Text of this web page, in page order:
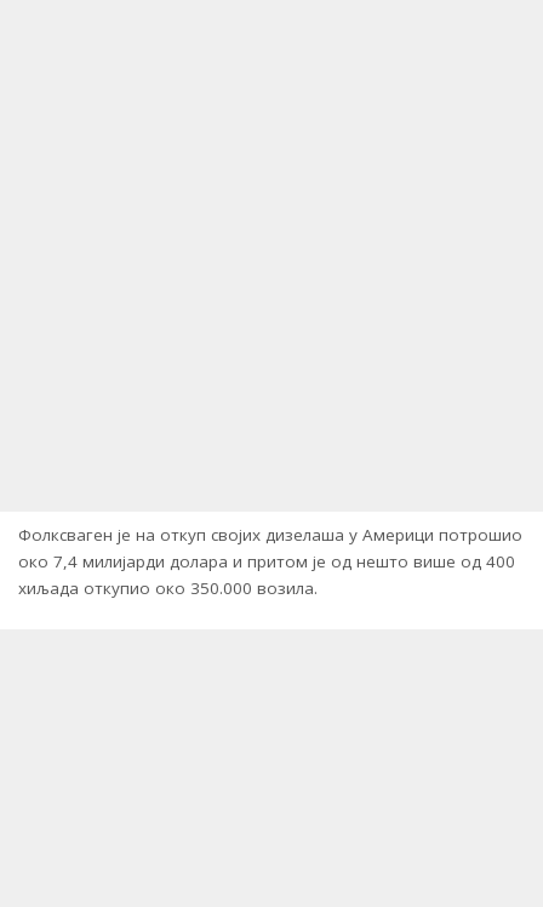
Фолксваген је на откуп својих дизелаша у Америци потрошио
око 7,4 милијарди долара и притом је од нешто више од 400
хиљада откупио око 350.000 возила.